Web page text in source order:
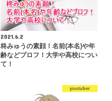
2021.6.2
柊みゅうの素顔！名前(本名)や年
齢などプロフ！大学や高校につい
て！
youtuber